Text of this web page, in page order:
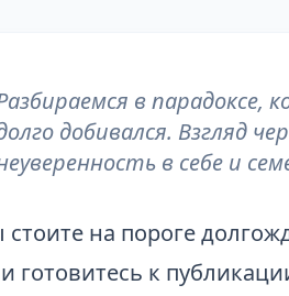
в парадоксе,
добивался. Взгляд
в себе и
стоите на пороге
готовитесь к